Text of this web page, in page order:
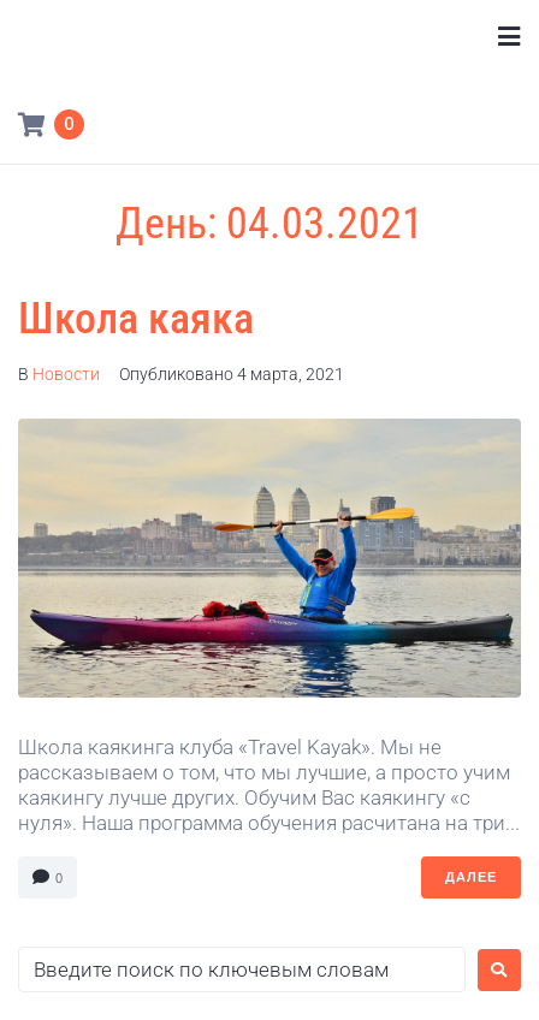
0
День: 04.03.2021
Школа каяка
В Новости Опубликовано4 марта, 2021
Школа каякинга клуба «Travel Kayak». Мы не
рассказываем о том, что мы лучшие, а просто учим
каякингу лучше других. Обучим Вас каякингу «с
нуля». Наша программа обучения расчитана на три...
0 ДАЛЕЕ